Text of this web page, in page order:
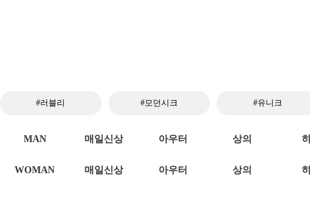
#러블리 #모던시크 #유니크
MAN 매일신상 아우터 상의
WOMAN 매일신상 아우터 상의